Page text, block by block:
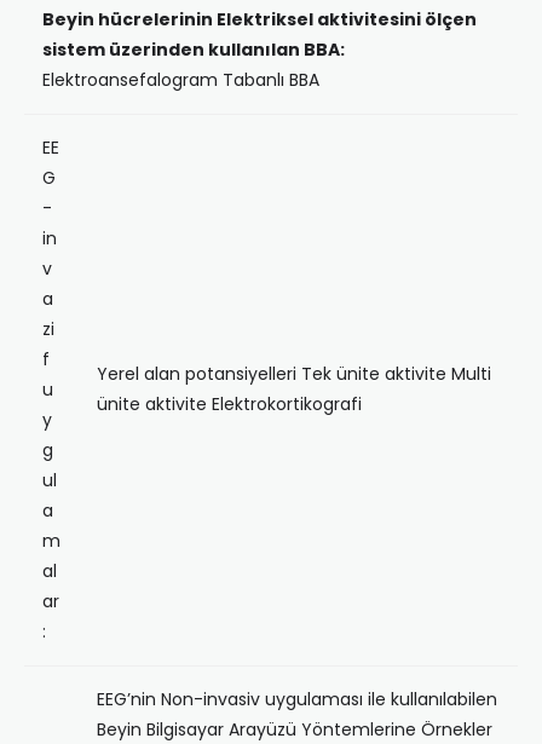
Beyin hücrelerinin Elektriksel aktivitesini ölçen
sistem üzerinden kullanılan BBA:
Elektroansefalogram Tabanlı BBA
EE
G
-
in
v
a
zi
f
u
y
g
ul
a
m
al
ar
:
Yerel alan potansiyelleri Tek ünite aktivite Multi
ünite aktivite Elektrokortikografi
EEG’nin Non-invasiv uygulaması ile kullanılabilen
Beyin Bilgisayar Arayüzü Yöntemlerine Örnekler